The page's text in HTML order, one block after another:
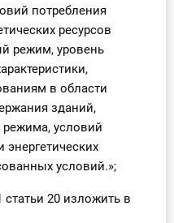
потребления
ресурсов
режим, уровень
в области
зданий,
режима, условий
энергетических
условий.»;
статьи 20 изложить в